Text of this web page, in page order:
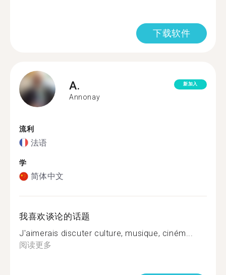
下载软件
A.
Annonay
新加入
流利
法语
学
简体中文
我喜欢谈论的话题
J'aimerais discuter culture, musique, ciném...
阅读更多